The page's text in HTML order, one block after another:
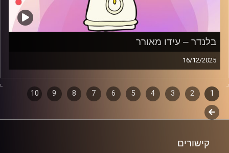
בלנדר – עידו מאורר
16/12/2025
מוזיקה קצבית חדשה עם עידו מאורר
קרדיט תמונות:AudioVersity
דפדוף
פרקים
1
2
3
4
5
6
7
8
9
10
לשלב
קישורים